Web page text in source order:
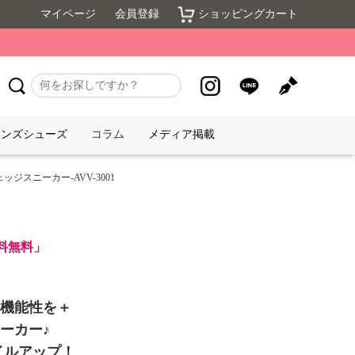
マイページ 会員登録 ショッピングカート
ズシューズ コラム メディア掲載
ジスニーカー-AVV-3001
無料」
能性を＋
カー♪
アップ！